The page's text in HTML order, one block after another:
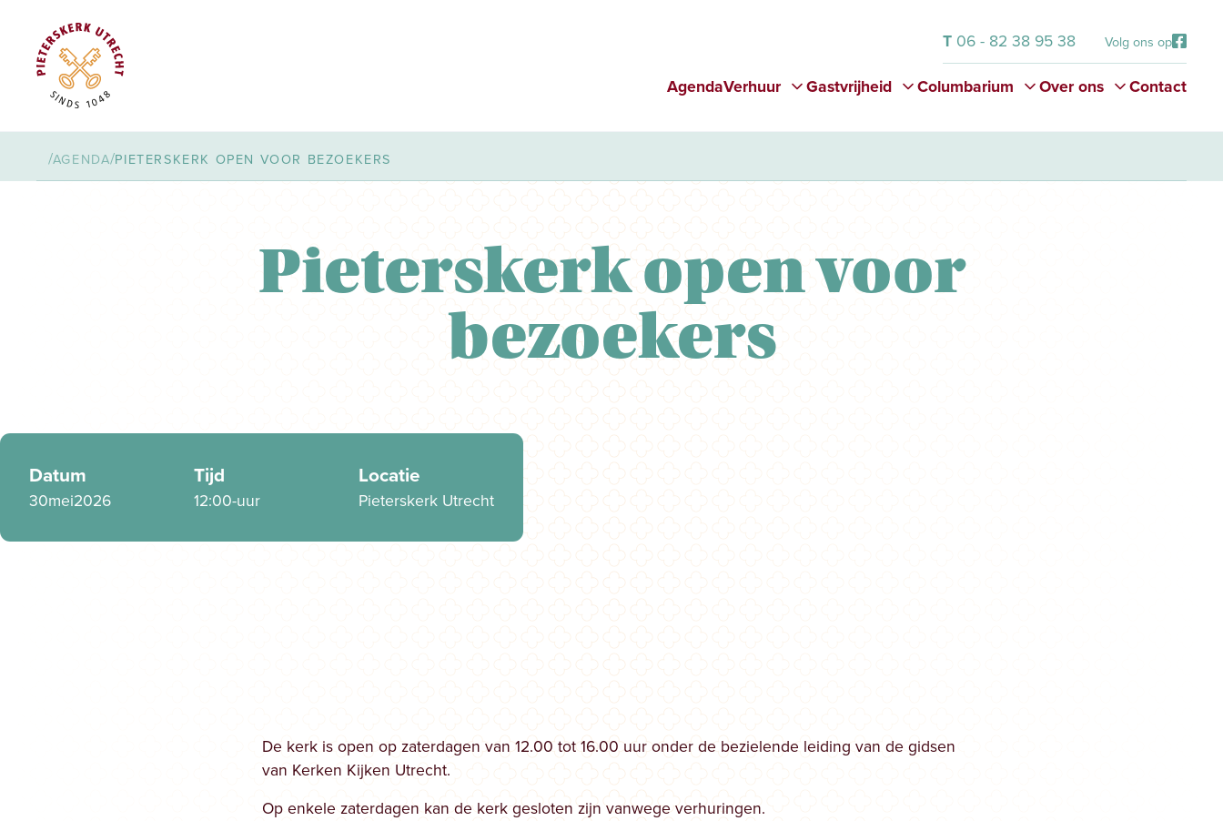
T 06 - 82 38 95 38 Volg ons op
AgendaVerhuur Gastvrijheid Columbarium Over ons Contact
/AGENDA/PIETERSKERK OPEN VOOR BEZOEKERS
Pieterskerk open voor
bezoekers
Datum
30mei2026
Tijd
12:00-uur
Locatie
Pieterskerk Utrecht
De kerk is open op zaterdagen van 12.00 tot 16.00 uur onder de bezielende leiding van de gidsen
van Kerken Kijken Utrecht.
Op enkele zaterdagen kan de kerk gesloten zijn vanwege verhuringen.